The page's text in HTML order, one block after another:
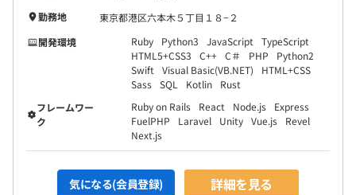
勤務地
東京都港区六本木５丁目１８−２
開発環境
Ruby Python3 JavaScript
TypeScript
HTML5+CSS3
C++ C＃ PHP
Python2
Swift
Visual Basic(VB.NET)
HTML+CSS
Sass SQL Kotlin
Rust
フレームワー
ク
Ruby on Rails React Node.js
Express
FuelPHP
Laravel Unity Vue.js
Revel
Next.js
気になる(会員登録) 詳細を見る